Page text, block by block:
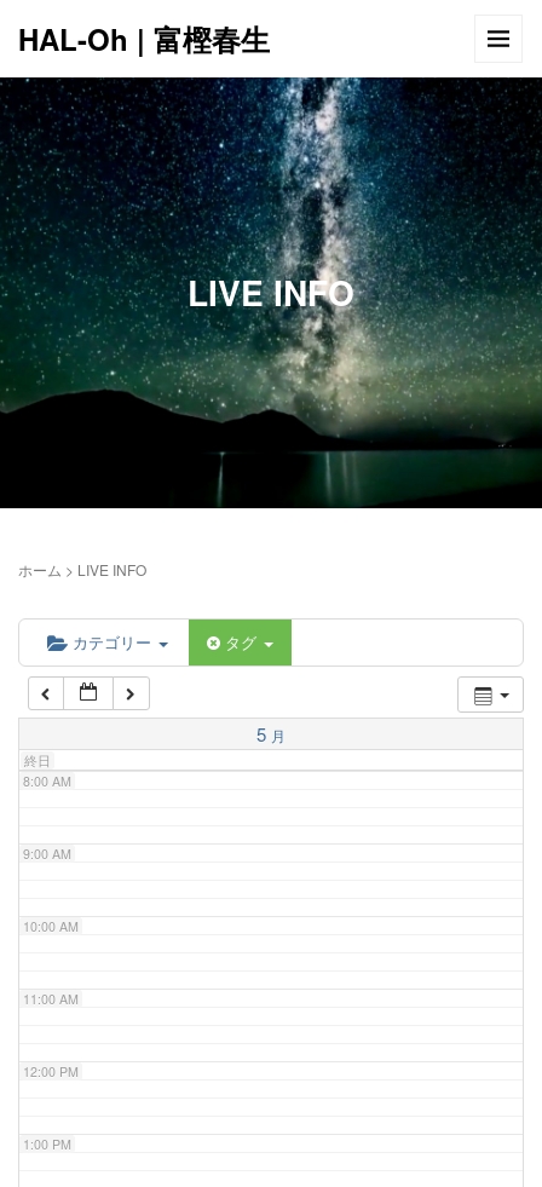
HAL-Oh | 富樫春生
LIVE INFO
ホーム > LIVE INFO
カテゴリー タグ
5 月
終日
12:00 AM
1:00 AM
2:00 AM
5:00 AM
6:00 AM
7:00 AM
8:00 AM
9:00 AM
10:00 AM
11:00 AM
12:00 PM
1:00 PM